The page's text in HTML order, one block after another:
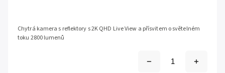
Chytrá kamera s reflektory s 2K QHD Live View a přísvitem o světelném
toku 2800 lumenů